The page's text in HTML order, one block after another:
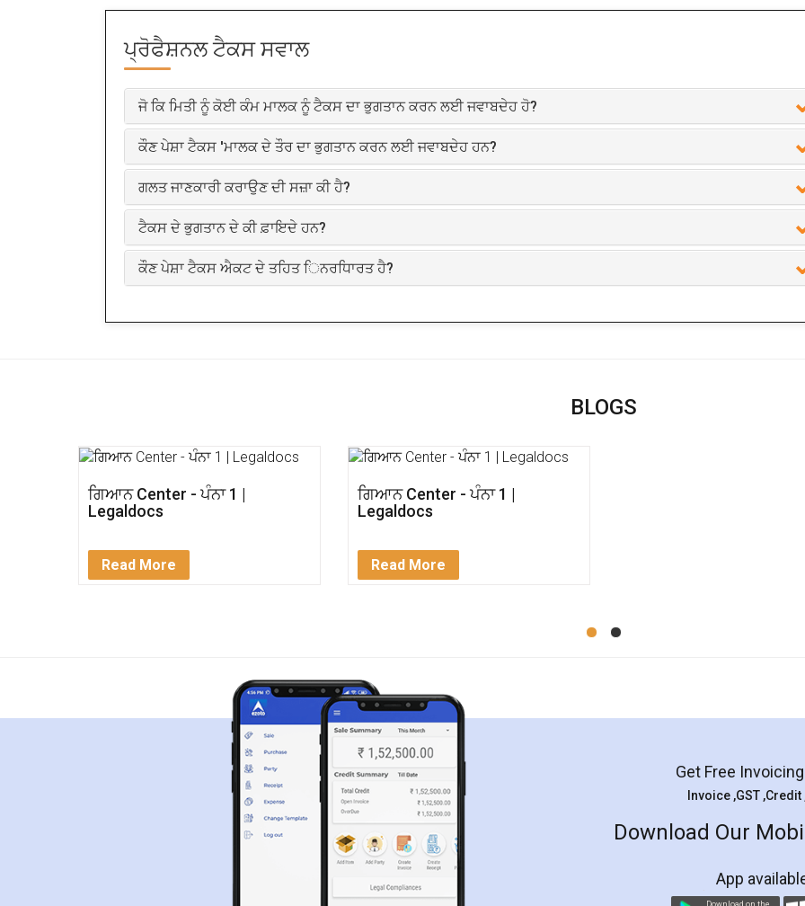
ਪ੍ਰੋਫੈਸ਼ਨਲ ਟੈਕਸਸਵਾਲ
ਜੋ ਕਿ ਮਿਤੀ ਨੂੰ ਕੋਈ ਕੰਮ ਮਾਲਕ ਨੂੰ ਟੈਕਸ ਦਾ ਭੁਗਤਾਨ ਕਰਨ ਲਈ ਜਵਾਬਦੇਹ ਹੋ?
ਕੌਣ ਪੇਸ਼ਾ ਟੈਕਸ 'ਮਾਲਕ ਦੇ ਤੌਰ ਦਾ ਭੁਗਤਾਨ ਕਰਨ ਲਈ ਜਵਾਬਦੇਹ ਹਨ?
ਗਲਤ ਜਾਣਕਾਰੀ ਕਰਾਉਣ ਦੀ ਸਜ਼ਾ ਕੀ ਹੈ?
ਟੈਕਸ ਦੇ ਭੁਗਤਾਨ ਦੇ ਕੀ ਫ਼ਾਇਦੇ ਹਨ?
ਕੌਣ ਪੇਸ਼ਾ ਟੈਕਸ ਐਕਟ ਦੇ ਤਹਿਤ ਿਨਰਧਾਿਰਤ ਹੈ?
BLOGS
ਗਿਆਨ Center - ਪੰਨਾ 1 |
Legaldocs
Read More
ਗਿਆਨ Center - ਪੰਨਾ 1 |
Legaldocs
Read More
Get Free
Invoice ,GST
Download Our
App
Download on the